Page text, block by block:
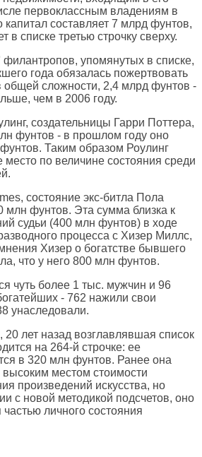
первоклассным владениям в
капитал составляет 7 млрд фунтов,
в списке третью строчку сверху.
упомянутых в списке,
года обязалась пожертвовать
общей сложности, 2,4 млрд фунтов -
чем в 2006 году.
создательницы Гарри Поттера,
фунтов - в прошлом году оно
Таким образом Роулинг
место по величине состояния среди
состояние экс-битла Пола
млн фунтов. Эта сумма близка к
судьи (400 млн фунтов) в ходе
процесса с Хизер Миллс,
Хизер о богатстве бывшего
что у него 800 млн фунтов.
чуть более 1 тыс. мужчин и 96
- 762 нажили свои
унаследовали.
20 лет назад возглавлявшая список
на 264-й строчке: ее
в 320 млн фунтов. Ранее она
местом стоимости
произведений искусства, но
с новой методикой подсчетов, оно
личного состояния